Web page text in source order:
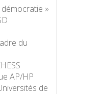
»
du
AP/HP
de